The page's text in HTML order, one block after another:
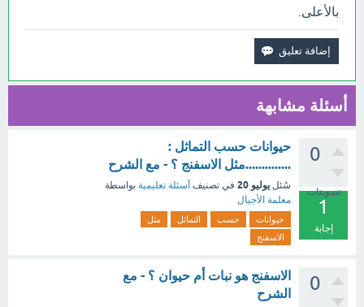
بالأعلى.
أسئلة مشابهة
0
تصويتات
1
إجابة
حيوانات حسب التماثل :
..............مثل الاسفنج ؟ - مع الشرح
سُئل يوليو 20 في تصنيف أسئلة تعليمية بواسطة
معلمة الأجيال
حيوانات حسب التماثل
مثل
الاسفنج
0
الاسفنج هو نبات أم حيوان ؟ - مع
الشرح